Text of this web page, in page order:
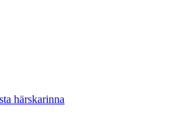
härskarinna